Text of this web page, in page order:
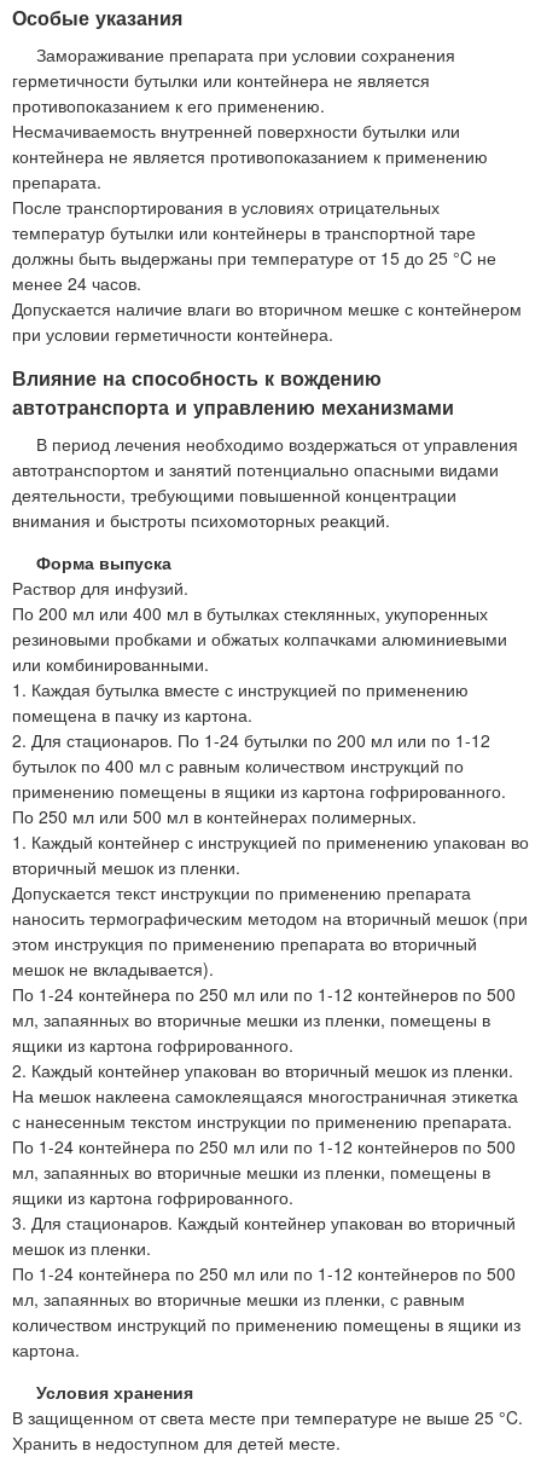
Особые указания
Замораживание препарата при условии сохранения
герметичности бутылки или контейнера не является
противопоказанием к его применению.
Несмачиваемость внутренней поверхности бутылки или
контейнера не является противопоказанием к применению
препарата.
После транспортирования в условиях отрицательных
температур бутылки или контейнеры в транспортной таре
должны быть выдержаны при температуре от 15 до 25 °C не
менее 24 часов.
Допускается наличие влаги во вторичном мешке с контейнером
при условии герметичности контейнера.
Влияние на способность к вождению
автотранспорта и управлению механизмами
В период лечения необходимо воздержаться от управления
автотранспортом и занятий потенциально опасными видами
деятельности, требующими повышенной концентрации
внимания и быстроты психомоторных реакций.
Форма выпуска
Раствор для инфузий.
По 200 мл или 400 мл в бутылках стеклянных, укупоренных
резиновыми пробками и обжатых колпачками алюминиевыми
или комбинированными.
1. Каждая бутылка вместе с инструкцией по применению
помещена в пачку из картона.
2. Для стационаров. По 1-24 бутылки по 200 мл или по 1-12
бутылок по 400 мл с равным количеством инструкций по
применению помещены в ящики из картона гофрированного.
По 250 мл или 500 мл в контейнерах полимерных.
1. Каждый контейнер с инструкцией по применению упакован во
вторичный мешок из пленки.
Допускается текст инструкции по применению препарата
наносить термографическим методом на вторичный мешок (при
этом инструкция по применению препарата во вторичный
мешок не вкладывается).
По 1-24 контейнера по 250 мл или по 1-12 контейнеров по 500
мл, запаянных во вторичные мешки из пленки, помещены в
ящики из картона гофрированного.
2. Каждый контейнер упакован во вторичный мешок из пленки.
На мешок наклеена самоклеящаяся многостраничная этикетка
с нанесенным текстом инструкции по применению препарата.
По 1-24 контейнера по 250 мл или по 1-12 контейнеров по 500
мл, запаянных во вторичные мешки из пленки, помещены в
ящики из картона гофрированного.
3. Для стационаров. Каждый контейнер упакован во вторичный
мешок из пленки.
По 1-24 контейнера по 250 мл или по 1-12 контейнеров по 500
мл, запаянных во вторичные мешки из пленки, с равным
количеством инструкций по применению помещены в ящики из
картона.
Условия хранения
В защищенном от света месте при температуре не выше 25 °C.
Хранить в недоступном для детей месте.